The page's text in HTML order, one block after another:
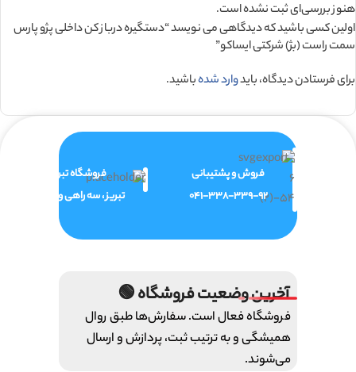
هنوز بررسی‌ای ثبت نشده است.
اولین کسی باشید که دیدگاهی می نویسد “دستگيره درباز کن داخلی پژو پارس
سمت راست (بژ) شرکتی ایساکو”
برای فرستادن دیدگاه، بایدوارد شدهباشید.
فروش و پشتیبانی
041-338-339-92
فروشگاه تبریز
تبریز ، سه راهی ولیعصر
آخرین وضعیت فروشگاه 🟢
فروشگاه فعال است. سفارش‌ها طبق روال
همیشگی و به ترتیب ثبت، پردازش و ارسال
می‌شوند.